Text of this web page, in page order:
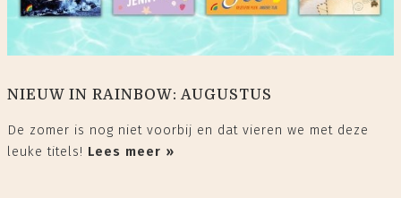
NIEUW IN RAINBOW: AUGUSTUS
De zomer is nog niet voorbij en dat vieren we met deze
leuke titels! Lees meer »